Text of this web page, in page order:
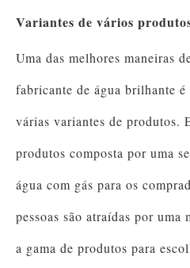
Variantes de vários
Uma das melhores maneiras
fabricante de água brilhante
várias variantes de produtos.
produtos composta por uma
água com gás para os
pessoas são atraídas por uma
a gama de produtos para